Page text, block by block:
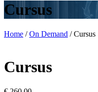
Cursus
Home /On Demand / Cursus
Cursus